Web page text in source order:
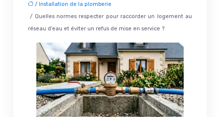
/ Installation de la plomberie
/ Quelles normes respecter pour raccorder un logement au
réseau d’eau et éviter un refus de mise en service ?